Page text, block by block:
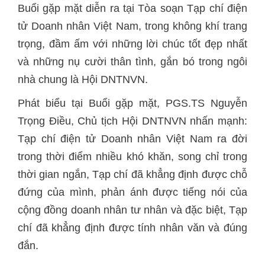
Buổi gặp mặt diễn ra tại Tòa soạn Tạp chí điện
tử Doanh nhân Việt Nam, trong không khí trang
trọng, đầm ấm với những lời chúc tốt đẹp nhất
và những nụ cười thân tình, gắn bó trong ngôi
nhà chung là Hội DNTNVN.
Phát biểu tại Buổi gặp mặt, PGS.TS Nguyễn
Trọng Điều, Chủ tịch Hội DNTNVN nhấn mạnh:
Tạp chí điện tử Doanh nhân Việt Nam ra đời
trong thời điểm nhiều khó khăn, song chỉ trong
thời gian ngắn, Tạp chí đã khẳng định được chỗ
đứng của mình, phản ánh được tiếng nói của
cộng đồng doanh nhân tư nhân và đặc biệt, Tạp
chí đã khẳng định được tính nhân văn và đúng
đắn.